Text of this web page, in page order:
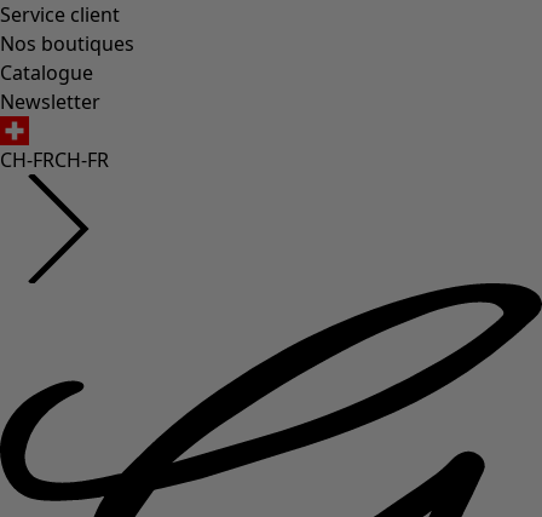
Service client
Nos boutiques
Catalogue
Newsletter
CH-FRCH-FR